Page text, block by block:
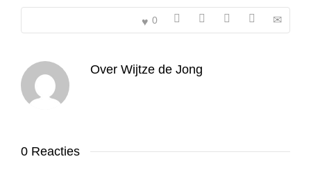
0
Over Wijtze de Jong
0 Reacties